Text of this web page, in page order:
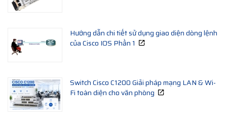
Hướng dẫn chi tiết sử dụng giao diện dòng lệnh
của Cisco IOS Phần 1
Switch Cisco C1200 Giải pháp mạng LAN & Wi-
Fi toàn diện cho văn phòng